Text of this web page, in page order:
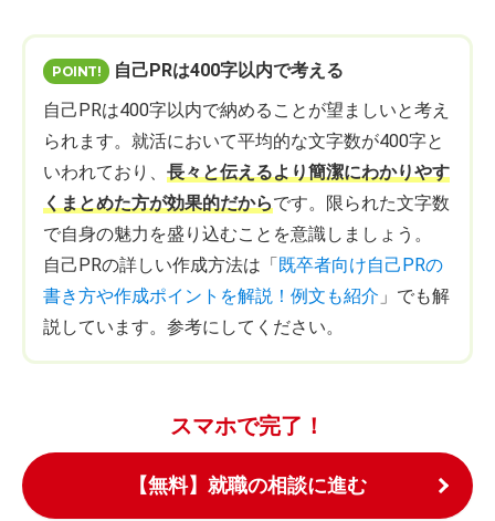
自己PRは400字以内で考える
自己PRは400字以内で納めることが望ましいと考え
られます。就活において平均的な文字数が400字と
いわれており、 長々と伝えるより簡潔にわかりやす
くまとめた方が効果的だからです。限られた文字数
で自身の魅力を盛り込むことを意識しましょう。
自己PRの詳しい作成方法は「既卒者向け自己PRの
書き方や作成ポイントを解説！例文も紹介 」でも解
説しています。参考にしてください。
スマホで完了！
【無料】就職の相談に進む